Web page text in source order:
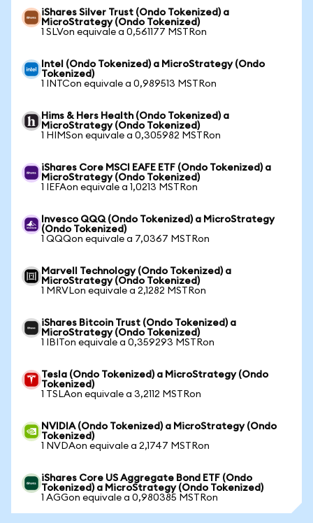
iShares Silver Trust (Ondo Tokenized) a
MicroStrategy (Ondo Tokenized)
1 SLVon equivale a 0,561177 MSTRon
Intel (Ondo Tokenized) a MicroStrategy (Ondo
Tokenized)
1 INTCon equivale a 0,989513 MSTRon
Hims & Hers Health (Ondo Tokenized) a
MicroStrategy (Ondo Tokenized)
1 HIMSon equivale a 0,305982 MSTRon
iShares Core MSCI EAFE ETF (Ondo Tokenized) a
MicroStrategy (Ondo Tokenized)
1 IEFAon equivale a 1,0213 MSTRon
Invesco QQQ (Ondo Tokenized) a MicroStrategy
(Ondo Tokenized)
1 QQQon equivale a 7,0367 MSTRon
Marvell Technology (Ondo Tokenized) a
MicroStrategy (Ondo Tokenized)
1 MRVLon equivale a 2,1282 MSTRon
iShares Bitcoin Trust (Ondo Tokenized) a
MicroStrategy (Ondo Tokenized)
1 IBITon equivale a 0,359293 MSTRon
Tesla (Ondo Tokenized) a MicroStrategy (Ondo
Tokenized)
1 TSLAon equivale a 3,2112 MSTRon
NVIDIA (Ondo Tokenized) a MicroStrategy (Ondo
Tokenized)
1 NVDAon equivale a 2,1747 MSTRon
iShares Core US Aggregate Bond ETF (Ondo
Tokenized) a MicroStrategy (Ondo Tokenized)
1 AGGon equivale a 0,980385 MSTRon